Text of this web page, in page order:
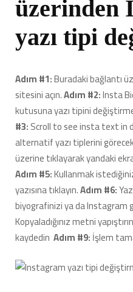
üzerinden
yazı tipi
Adım #1:Buradaki bağlantı
sitesini açın.Adım #2:Insta
kutusuna yazı tipini
#3:Scroll to see insta text in
alternatif yazı tiplerini
üzerine tıklayarak yandaki
Adım #5:Kullanmak
yazısına tıklayın.Adım #6:
biyografinizi ya da Instagram
Kopyaladığınız metni
kaydedin Adım #9:İşlem